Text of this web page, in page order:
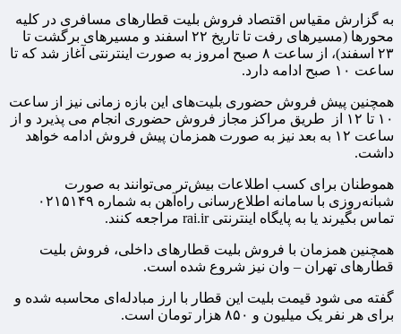
به گزارش مقیاس اقتصاد فروش بلیت قطارهای مسافری در کلیه
محورها (مسیرهای رفت تا تاریخ ۲۲ اسفند و مسیرهای برگشت تا
۲۳ اسفند)، از ساعت ۸ صبح امروز به صورت اینترنتی آغاز شد که تا
ساعت ۱۰ صبح ادامه دارد.
همچنین پیش فروش حضوری بلیت‌های این بازه زمانی نیز از ساعت
۱۰ تا ۱۲ از طریق مراکز مجاز فروش حضوری انجام می پذیرد و از
ساعت ۱۲ به بعد نیز به صورت همزمان پیش فروش ادامه خواهد
داشت.
هموطنان برای کسب اطلاعات بیش‌تر می‌توانند به صورت
شبانه‌روزی با سامانه اطلاع‌رسانی راه‌آهن به شماره ۰۲۱۵۱۴۹
تماس بگیرند یا به پایگاه اینترنتی rai.ir مراجعه کنند.
همچنین همزمان با فروش بلیت قطارهای داخلی، فروش بلیت
قطارهای تهران – وان نیز شروع شده است.
گفته می شود قیمت بلیت این قطار با ارز مبادله‌ای محاسبه شده و
برای هر نفر یک میلیون و ۸۵۰ هزار تومان است.